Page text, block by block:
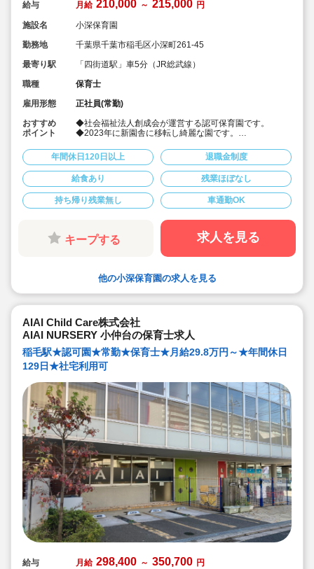
給与 月給 210,000 ～ 215,000 円
施設名
小深保育園
勤務地
千葉県千葉市稲毛区小深町261-45
最寄り駅
「四街道駅」車5分（JR総武線）
職種
保育士
雇用形態
正社員(常勤)
おすすめ
ポイント
◆社会福祉法人創成会が運営する認可保育園です。
◆2023年に新園舎に移転し綺麗な園です。
◆年間休日120日でプライベートも充実！
◆幅広い年齢層の先生が活躍しています。
◆男女別更衣室、シャワー室設置
年間休日120日以上 退職金制度
給食あり 残業ほぼなし
持ち帰り残業無し 車通勤OK
キープする 求人を見る
他の小深保育園の求人を見る
AIAI Child Care株式会社
AIAI NURSERY 小仲台の保育士求人
稲毛駅★認可園★常勤★保育士★月給29.8万円～★年間休日
129日★社宅利用可
給与 月給 298,400 ～ 350,700 円